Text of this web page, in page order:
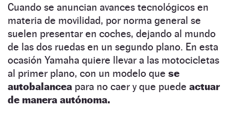
Cuando se anuncian avances tecnológicos en
materia de movilidad, por norma general se
suelen presentar en coches, dejando al mundo
de las dos ruedas en un segundo plano. En esta
ocasión Yamaha quiere llevar a las motocicletas
al primer plano, con un modelo que se
autobalancea para no caer y que puede actuar
de manera autónoma.